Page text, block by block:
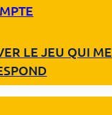
LE JEU QUI ME